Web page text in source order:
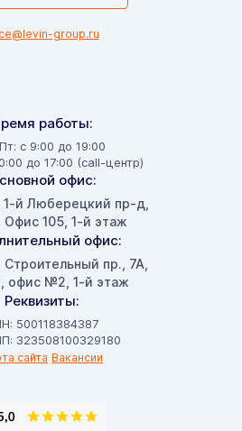
работы:
с 9:00 до 19:00
до 17:00 (call-центр)
офис:
1-й Люберецкий пр-д,
Офис 105, 1-й этаж
офис:
Строительный пр., 7А,
офис №2, 1-й этаж
Реквизиты:
500118384387
323508100329180
сайта Вакансии
group.ru